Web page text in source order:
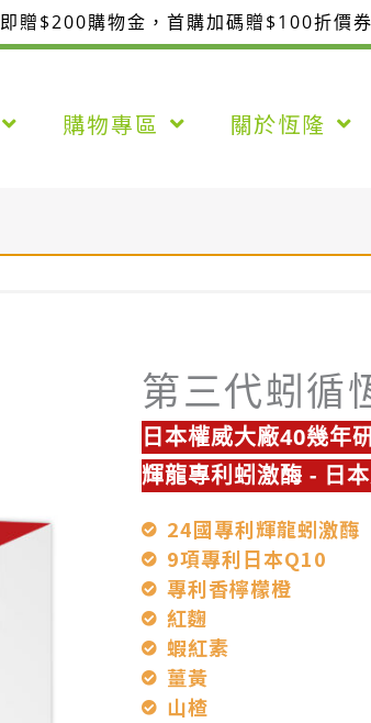
贈$200購物金，首購加碼贈$100折價
購物專區 關於恆隆
第三代蚓循
日本權威大廠40幾年
輝龍專利蚓激酶 - 日
24國專利輝龍蚓激酶
9項專利日本Q10
專利香檸檬橙
紅麴
蝦紅素
薑黃
山楂